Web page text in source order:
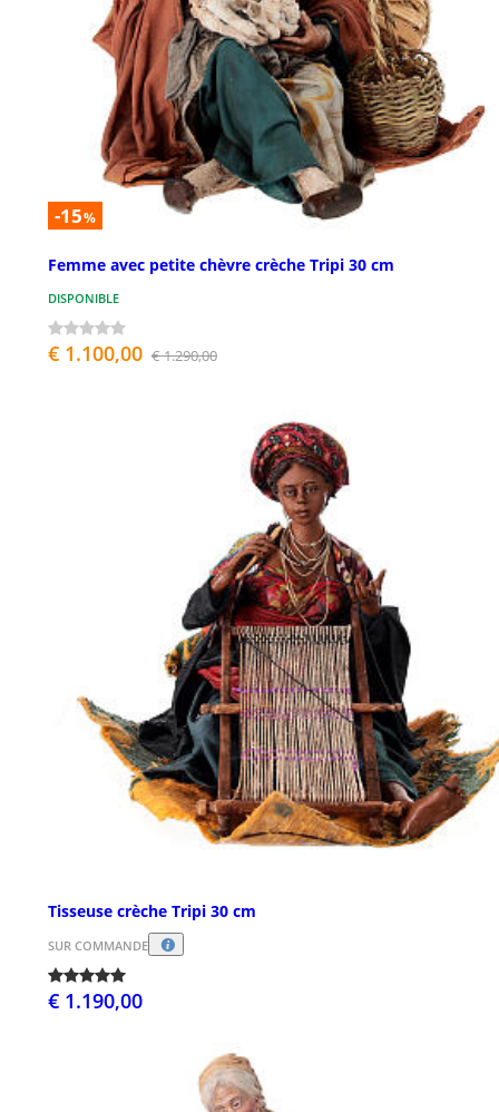
-15%
Femme avec petite chèvre crèche Tripi 30 cm
DISPONIBLE
€ 1.100,00 € 1.290,00
Tisseuse crèche Tripi 30 cm
SUR COMMANDE
€ 1.190,00